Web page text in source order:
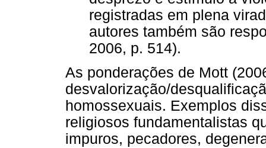
registradas em plena
autores também são
2006, p. 514).
As ponderações de Mott
desvalorização/
homossexuais. Exemplos
religiosos fundamentalistas
impuros, pecadores,